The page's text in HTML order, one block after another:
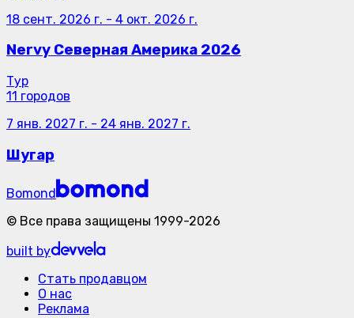
18 сент. 2026 г. - 4 окт. 2026 г.
Nervy Северная Америка 2026
Тур
11 городов
7 янв. 2027 г. - 24 янв. 2027 г.
Шугар
Bomond
© Все права защищены 1999-2026
built by
Стать продавцом
О нас
Реклама